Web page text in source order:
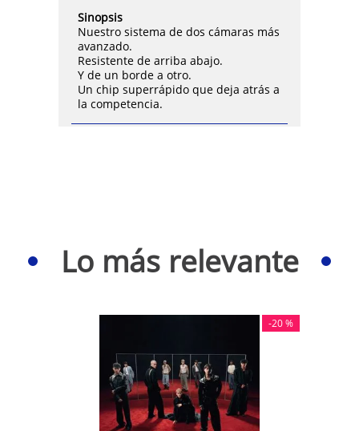
Sinopsis
Nuestro sistema de dos cámaras más
avanzado.
Resistente de arriba abajo.
Y de un borde a otro.
Un chip superrápido que deja atrás a
la competencia.
Lo más relevante
-20 %